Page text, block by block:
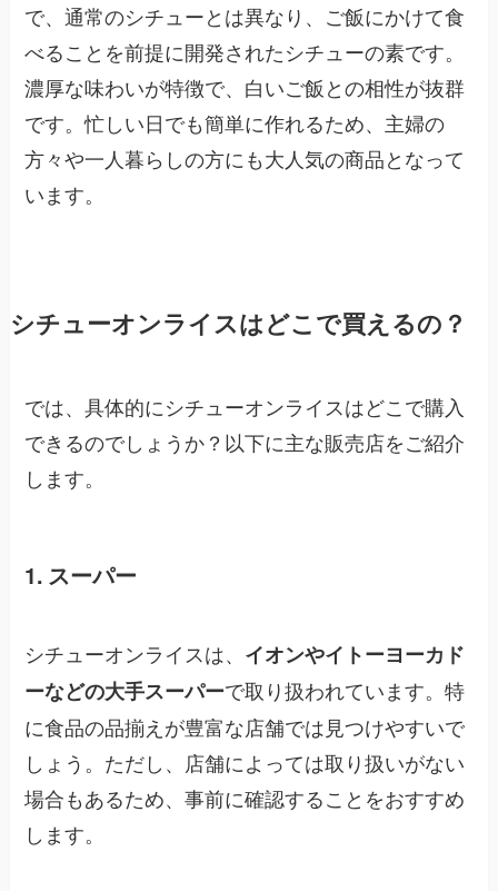
で、通常のシチューとは異なり、ご飯にかけて食
べることを前提に開発されたシチューの素です。
濃厚な味わいが特徴で、白いご飯との相性が抜群
です。忙しい日でも簡単に作れるため、主婦の
方々や一人暮らしの方にも大人気の商品となって
います。
シチューオンライスはどこで買えるの？
では、具体的にシチューオンライスはどこで購入
できるのでしょうか？以下に主な販売店をご紹介
します。
1. スーパー
シチューオンライスは、 イオンやイトーヨーカド
ーなどの大手スーパーで取り扱われています。特
に食品の品揃えが豊富な店舗では見つけやすいで
しょう。ただし、店舗によっては取り扱いがない
場合もあるため、事前に確認することをおすすめ
します。